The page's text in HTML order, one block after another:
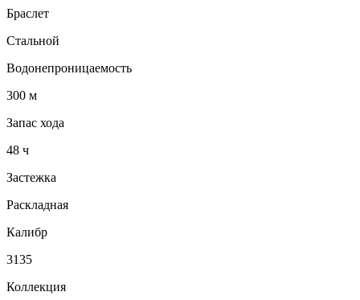
Браслет
Стальной
Водонепроницаемость
300 м
Запас хода
48 ч
Застежка
Раскладная
Калибр
3135
Коллекция